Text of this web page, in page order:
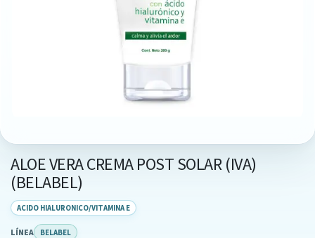
ALOE VERA CREMA POST SOLAR (IVA)
(BELABEL)
ACIDO HIALURONICO/VITAMINA E
LÍNEA BELABEL